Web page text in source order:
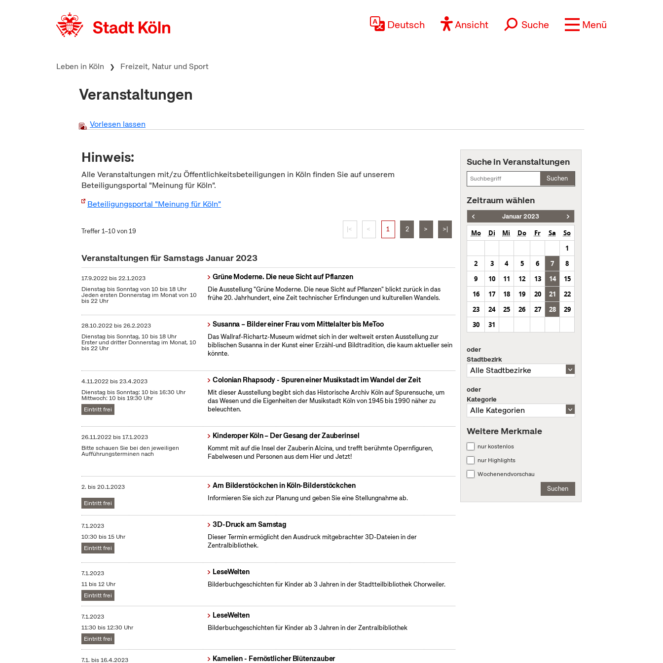
Deutsch Ansicht Suche Menü
Leben in Köln Freizeit, Natur und Sport
Veranstaltungen
Vorlesen lassen
Hinweis:
Alle Veranstaltungen mit/zu Öffentlichkeitsbeteiligungen in Köln finden Sie auf unserem
Beteiligungsportal "Meinung für Köln".
Beteiligungsportal "Meinung für Köln"
Treffer 1–10 von 19 |< < 1 2 > >|
Veranstaltungen für Samstags Januar 2023
17.9.2022 bis22.1.2023
Dienstag bis Sonntag von 10 bis 18 Uhr
Jeden ersten Donnerstag im Monat von 10
bis 22 Uhr
Grüne Moderne. Die neue Sicht auf Pflanzen
Die Ausstellung "Grüne Moderne. Die neue Sicht auf Pflanzen" blickt zurück in das
frühe 20. Jahrhundert, eine Zeit technischer Erfindungen und kulturellen Wandels.
28.10.2022 bis26.2.2023
Dienstag bis Sonntag, 10 bis 18 Uhr
Erster und dritter Donnerstag im Monat, 10
bis 22 Uhr
Susanna – Bilder einer Frau vom Mittelalter bis MeToo
Das Wallraf-Richartz-Museum widmet sich in der weltweit ersten Ausstellung zur
biblischen Susanna in der Kunst einer Erzähl-und Bildtradition, die kaum aktueller sein
könnte.
4.11.2022 bis23.4.2023
Dienstag bis Sonntag: 10 bis 16:30 Uhr
Mittwoch: 10 bis 19:30 Uhr
Eintritt frei
Colonian Rhapsody - Spuren einer Musikstadt im Wandel der Zeit
Mit dieser Ausstellung begibt sich das Historische Archiv Köln auf Spurensuche, um
das Wesen und die Eigenheiten der Musikstadt Köln von 1945 bis 1990 näher zu
beleuchten.
26.11.2022 bis17.1.2023
Bitte schauen Sie bei den jeweiligen
Aufführungsterminen nach
Kinderoper Köln – Der Gesang der Zauberinsel
Kommt mit auf die Insel der Zauberin Alcina, und trefft berühmte Opernfiguren,
Fabelwesen und Personen aus dem Hier und Jetzt!
2. bis20.1.2023
Eintritt frei
Am Bilderstöckchen in Köln-Bilderstöckchen
Informieren Sie sich zur Planung und geben Sie eine Stellungnahme ab.
7.1.2023
10:30 bis 15 Uhr
Eintritt frei
3D-Druck am Samstag
Dieser Termin ermöglicht den Ausdruck mitgebrachter 3D-Dateien in der
Zentralbibliothek.
7.1.2023
11 bis 12 Uhr
Eintritt frei
LeseWelten
Bilderbuchgeschichten für Kinder ab 3 Jahren in der Stadtteilbibliothek Chorweiler.
7.1.2023
11:30 bis 12:30 Uhr
Eintritt frei
LeseWelten
Bilderbuchgeschichten für Kinder ab 3 Jahren in der Zentralbibliothek
7.1. bis16.4.2023
Kamelien - Fernöstlicher Blütenzauber
Suche in Veranstaltungen
Suchen
Zeitraum wählen
Januar 2023
Mo Di Mi Do Fr Sa
So
1
2
3 4 5 6 7
8
9
10 11 12 13 14
15
16
17 18 19 20 21
22
23
24 25 26 27 28
29
30
31
oder
Stadtbezirk
oder
Kategorie
Weitere Merkmale
nur kostenlos
nur Highlights
Wochenendvorschau
Suchen